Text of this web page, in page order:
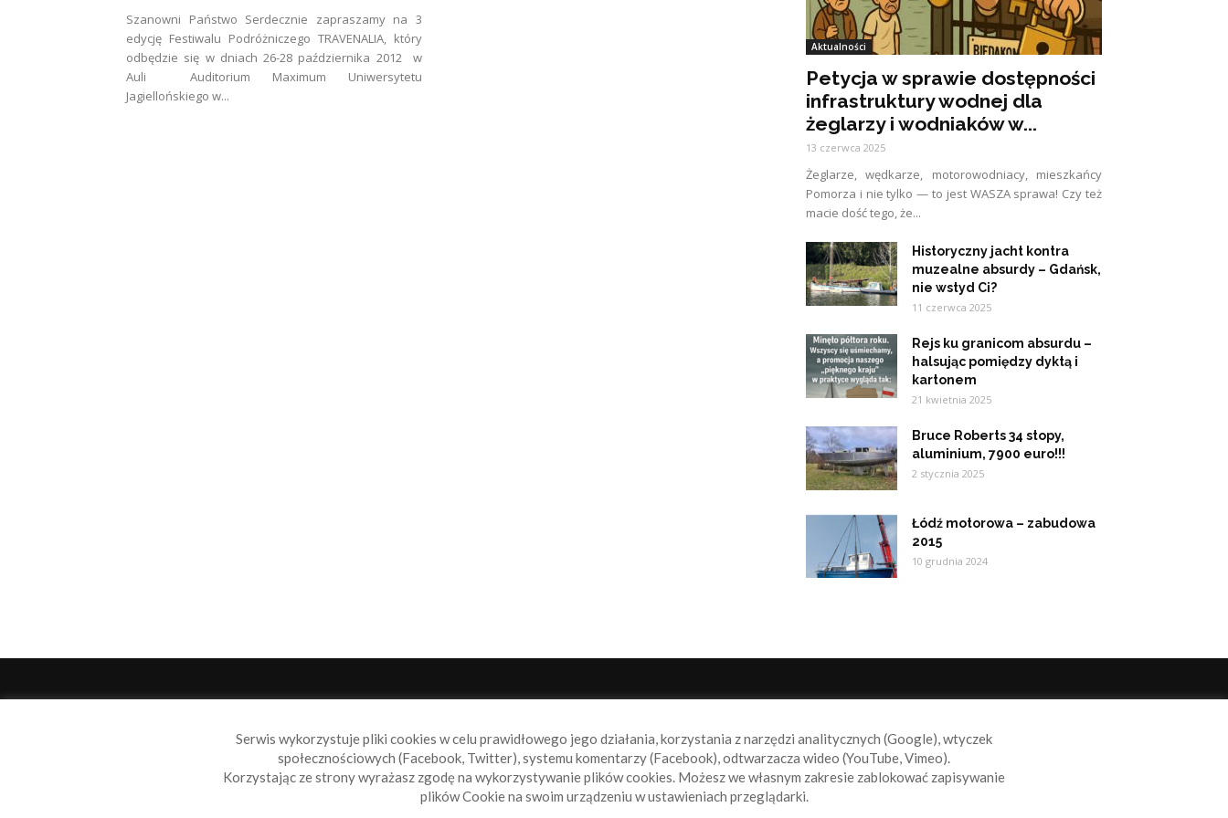
Szanowni Państwo Serdecznie zapraszamy na 3
edycję Festiwalu Podróżniczego TRAVENALIA, który
odbędzie się w dniach 26-28 października 2012 w
Auli Auditorium Maximum Uniwersytetu
Jagiellońskiego w...
Aktualności
Petycja w sprawie dostępności
infrastruktury wodnej dla
żeglarzy i wodniaków w...
13 czerwca 2025
Żeglarze, wędkarze, motorowodniacy, mieszkańcy
Pomorza i nie tylko — to jest WASZA sprawa! Czy też
macie dość tego, że...
Historyczny jacht kontra
muzealne absurdy – Gdańsk,
nie wstyd Ci?
11 czerwca 2025
Rejs ku granicom absurdu –
halsując pomiędzy dyktą i
kartonem
21 kwietnia 2025
Bruce Roberts 34 stopy,
aluminium, 7900 euro!!!
2 stycznia 2025
Łódź motorowa – zabudowa
2015
10 grudnia 2024
Sailbook.pl to miejsce dla wszystkich, którzy szukają aktualnych
wiadomości ze świata żeglarstwa, świata motorowodniactwa i
nie tylko.
Serwis wykorzystuje pliki cookies w celu prawidłowego jego działania, korzystania z narzędzi analitycznych (Google), wtyczek
społecznościowych (Facebook, Twitter), systemu komentarzy (Facebook), odtwarzacza wideo (YouTube, Vimeo).
Korzystając ze strony wyrażasz zgodę na wykorzystywanie plików cookies. Możesz we własnym zakresie zablokować zapisywanie
plików Cookie na swoim urządzeniu w ustawieniach przeglądarki.